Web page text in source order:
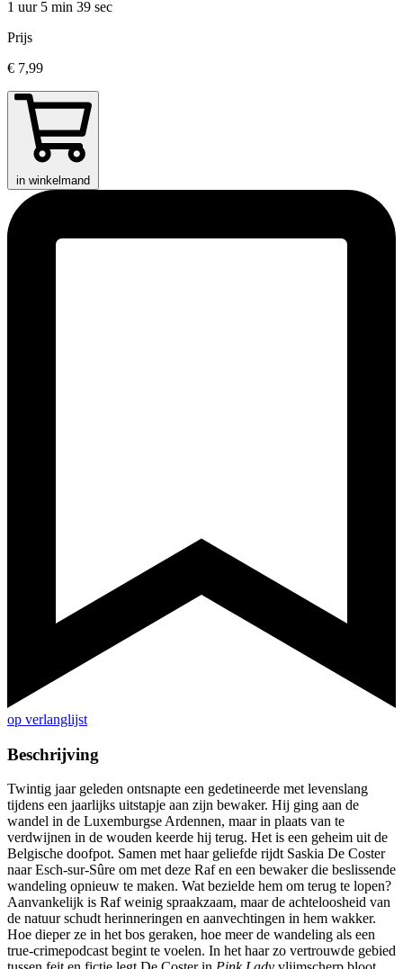
1 uur 5 min 39 sec
Prijs
€ 7,99
in winkelmand
op verlanglijst
Beschrijving
Twintig jaar geleden ontsnapte een gedetineerde met levenslang
tijdens een jaarlijks uitstapje aan zijn bewaker. Hij ging aan de
wandel in de Luxemburgse Ardennen, maar in plaats van te
verdwijnen in de wouden keerde hij terug. Het is een geheim uit de
Belgische doofpot. Samen met haar geliefde rijdt Saskia De Coster
naar Esch-sur-Sûre om met deze Raf en een bewaker die beslissende
wandeling opnieuw te maken. Wat bezielde hem om terug te lopen?
Aanvankelijk is Raf weinig spraakzaam, maar de achteloosheid van
de natuur schudt herinneringen en aanvechtingen in hem wakker.
Hoe dieper ze in het bos geraken, hoe meer de wandeling als een
true-crimepodcast begint te voelen. In het haar zo vertrouwde gebied